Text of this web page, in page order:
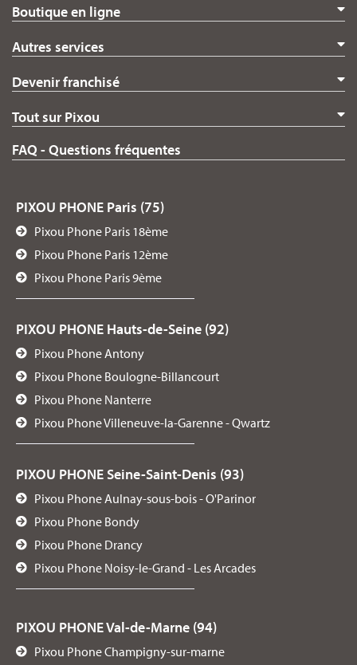
Boutique en ligne
Autres services
Devenir franchisé
Tout sur Pixou
FAQ - Questions fréquentes
PIXOU PHONE Paris (75)
Pixou Phone Paris 18ème
Pixou Phone Paris 12ème
Pixou Phone Paris 9ème
PIXOU PHONE Hauts-de-Seine (92)
Pixou Phone Antony
Pixou Phone Boulogne-Billancourt
Pixou Phone Nanterre
Pixou Phone Villeneuve-la-Garenne - Qwartz
PIXOU PHONE Seine-Saint-Denis (93)
Pixou Phone Aulnay-sous-bois - O'Parinor
Pixou Phone Bondy
Pixou Phone Drancy
Pixou Phone Noisy-le-Grand - Les Arcades
PIXOU PHONE Val-de-Marne (94)
Pixou Phone Champigny-sur-marne